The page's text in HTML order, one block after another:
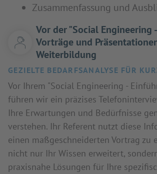
Zusammenfassung und
Vor der "Social Engineering
Vorträge und
Weiterbildung
GEZIELTE BEDARFSANALYSE FÜR
Vor Ihrem "Social Engineering -
führen wir ein präzises
Ihre Erwartungen und Bedürfnisse
verstehen. Ihr Referent nutzt diese
einen maßgeschneiderten Vortrag zu
nicht nur Ihr Wissen erweitert,
praxisnahe Lösungen für Ihre